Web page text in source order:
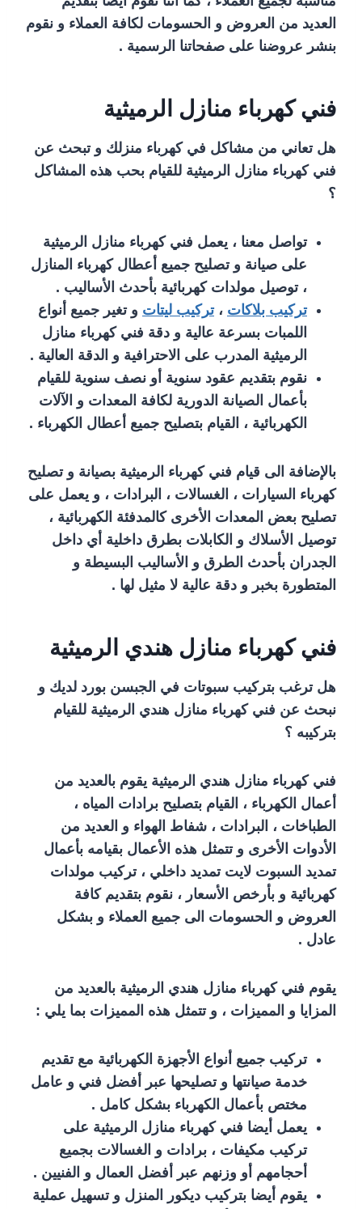
العديد من العروض و الحسومات لكافة العملاء و نقوم
بنشر عروضنا على صفحاتنا الرسمية .
فني كهرباء منازل الرميثية
هل تعاني من مشاكل في كهرباء منزلك و تبحث عن
فني كهرباء منازل الرميثية للقيام بحب هذه المشاكل
؟
تواصل معنا ، يعمل فني كهرباء منازل الرميثية
على صيانة و تصليح جميع أعطال كهرباء المنازل
، توصيل مولدات كهربائية بأحدث الأساليب .
تركيب بلاكات ،تركيب ليتات و تغير جميع أنواع
اللمبات بسرعة عالية و دقة فني كهرباء منازل
الرميثية المدرب على الاحترافية و الدقة العالية .
نقوم بتقديم عقود سنوية أو نصف سنوية للقيام
بأعمال الصيانة الدورية لكافة المعدات و الآلات
الكهربائية ، القيام بتصليح جميع أعطال الكهرباء .
بالإضافة الى قيام فني كهرباء الرميثية بصيانة و تصليح
كهرباء السيارات ، الغسالات ، البرادات ، و يعمل على
تصليح بعض المعدات الأخرى كالمدفئة الكهربائية ،
توصيل الأسلاك و الكابلات بطرق داخلية أي داخل
الجدران بأحدث الطرق و الأساليب البسيطة و
المتطورة بخبر و دقة عالية لا مثيل لها .
فني كهرباء منازل هندي الرميثية
هل ترغب بتركيب سبوتات في الجبسن بورد لديك و
نبحث عن فني كهرباء منازل هندي الرميثية للقيام
بتركيبه ؟
فني كهرباء منازل هندي الرميثية يقوم بالعديد من
أعمال الكهرباء ، القيام بتصليح برادات المياه ،
الطباخات ، البرادات ، شفاط الهواء و العديد من
الأدوات الأخرى و تتمثل هذه الأعمال بقيامه بأعمال
تمديد السبوت لايت تمديد داخلي ، تركيب مولدات
كهربائية و بأرخص الأسعار ، نقوم بتقديم كافة
العروض و الحسومات الى جميع العملاء و بشكل
عادل .
يقوم فني كهرباء منازل هندي الرميثية بالعديد من
المزايا و المميزات ، و تتمثل هذه المميزات بما يلي :
تركيب جميع أنواع الأجهزة الكهربائية مع تقديم
خدمة صيانتها و تصليحها عبر أفضل فني و عامل
مختص بأعمال الكهرباء بشكل كامل .
يعمل أيضا فني كهرباء منازل الرميثية على
تركيب مكيفات ، برادات و الغسالات بجميع
أحجامهم أو وزنهم عبر أفضل العمال و الفنيين .
يقوم أيضا بتركيب ديكور المنزل و تسهيل عملية